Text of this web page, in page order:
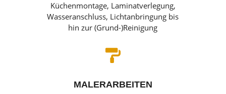
Küchenmontage, Laminatverlegung,
Wasseranschluss, Lichtanbringung bis
hin zur (Grund-)Reinigung

MALERARBEITEN